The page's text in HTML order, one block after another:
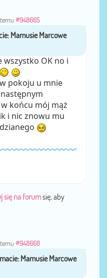
#948665
wszystko OK no i
pokoju u mnie
końcu mój mąż
i nic znowu mu
się na forumsię, aby
#948668